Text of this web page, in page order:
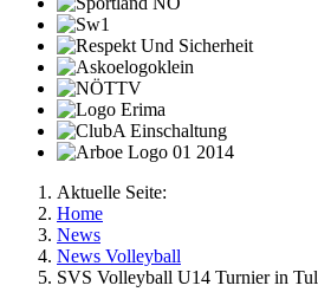
Aktuelle Seite:
Home
News
News Volleyball
SVS Volleyball U14 Turnier in